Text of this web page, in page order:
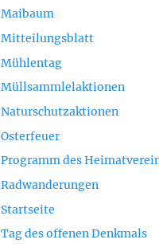
Maibaum
Mitteilungsblatt
Mühlentag
Müllsammlelaktionen
Naturschutzaktionen
Osterfeuer
Programm des
Radwanderungen
Startseite
Tag des offenen Denkmals